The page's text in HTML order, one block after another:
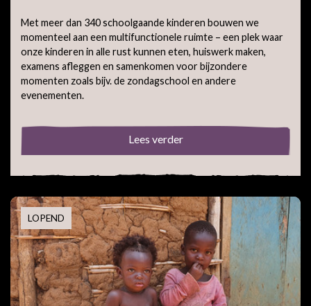
Met meer dan 340 schoolgaande kinderen bouwen we
momenteel aan een multifunctionele ruimte – een plek waar
onze kinderen in alle rust kunnen eten, huiswerk maken,
examens afleggen en samenkomen voor bijzondere
momenten zoals bijv. de zondagschool en andere
evenementen.
Lees verder
LOPEND